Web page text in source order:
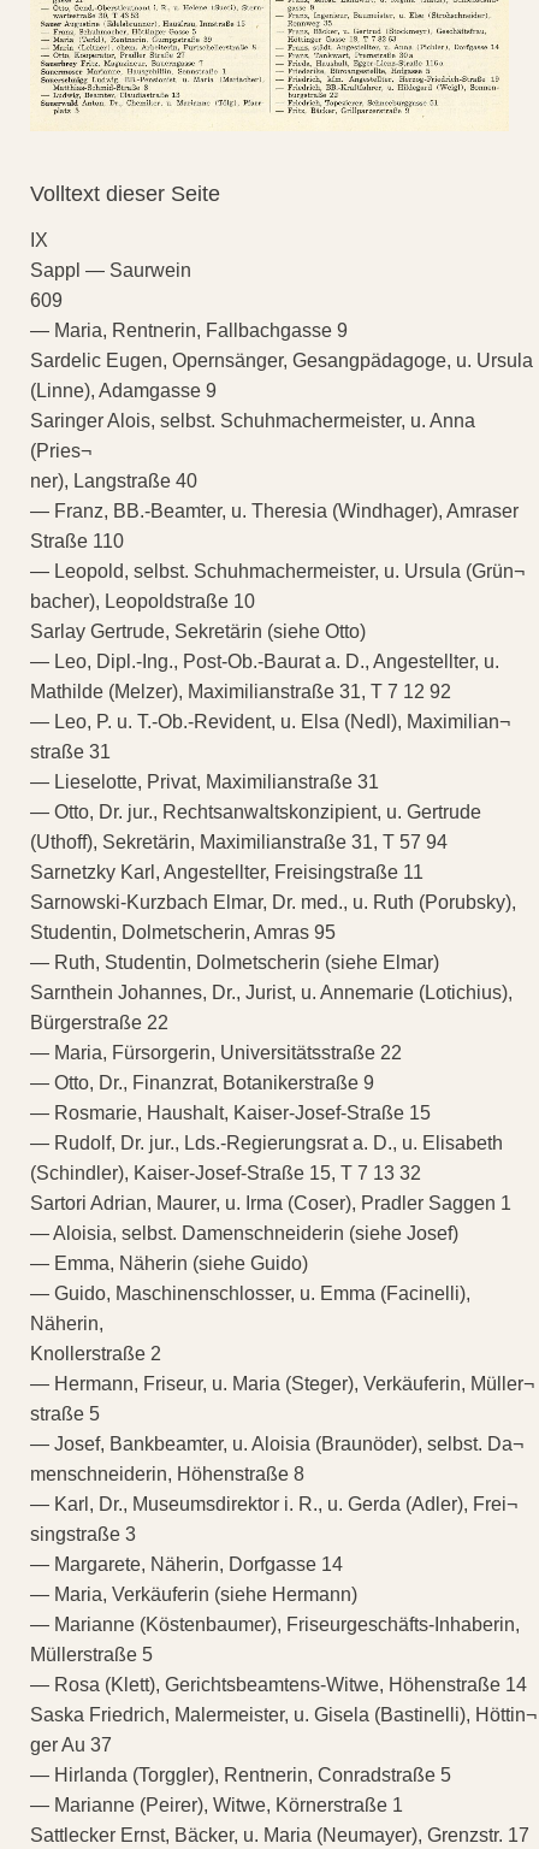
Volltext dieser Seite
IX
Sappl — Saurwein
609
— Maria, Rentnerin, Fallbachgasse 9
Sardelic Eugen, Opernsänger, Gesangpädagoge, u. Ursula
(Linne), Adamgasse 9
Saringer Alois, selbst. Schuhmachermeister, u. Anna
(Pries¬
ner), Langstraße 40
— Franz, BB.-Beamter, u. Theresia (Windhager), Amraser
Straße 110
— Leopold, selbst. Schuhmachermeister, u. Ursula (Grün¬
bacher), Leopoldstraße 10
Sarlay Gertrude, Sekretärin (siehe Otto)
— Leo, Dipl.-Ing., Post-Ob.-Baurat a. D., Angestellter, u.
Mathilde (Melzer), Maximilianstraße 31, T 7 12 92
— Leo, P. u. T.-Ob.-Revident, u. Elsa (Nedl), Maximilian¬
straße 31
— Lieselotte, Privat, Maximilianstraße 31
— Otto, Dr. jur., Rechtsanwaltskonzipient, u. Gertrude
(Uthoff), Sekretärin, Maximilianstraße 31, T 57 94
Sarnetzky Karl, Angestellter, Freisingstraße 11
Sarnowski-Kurzbach Elmar, Dr. med., u. Ruth (Porubsky),
Studentin, Dolmetscherin, Amras 95
— Ruth, Studentin, Dolmetscherin (siehe Elmar)
Sarnthein Johannes, Dr., Jurist, u. Annemarie (Lotichius),
Bürgerstraße 22
— Maria, Fürsorgerin, Universitätsstraße 22
— Otto, Dr., Finanzrat, Botanikerstraße 9
— Rosmarie, Haushalt, Kaiser-Josef-Straße 15
— Rudolf, Dr. jur., Lds.-Regierungsrat a. D., u. Elisabeth
(Schindler), Kaiser-Josef-Straße 15, T 7 13 32
Sartori Adrian, Maurer, u. Irma (Coser), Pradler Saggen 1
— Aloisia, selbst. Damenschneiderin (siehe Josef)
— Emma, Näherin (siehe Guido)
— Guido, Maschinenschlosser, u. Emma (Facinelli),
Näherin,
Knollerstraße 2
— Hermann, Friseur, u. Maria (Steger), Verkäuferin, Müller¬
straße 5
— Josef, Bankbeamter, u. Aloisia (Braunöder), selbst. Da¬
menschneiderin, Höhenstraße 8
— Karl, Dr., Museumsdirektor i. R., u. Gerda (Adler), Frei¬
singstraße 3
— Margarete, Näherin, Dorfgasse 14
— Maria, Verkäuferin (siehe Hermann)
— Marianne (Köstenbaumer), Friseurgeschäfts-Inhaberin,
Müllerstraße 5
— Rosa (Klett), Gerichtsbeamtens-Witwe, Höhenstraße 14
Saska Friedrich, Malermeister, u. Gisela (Bastinelli), Höttin¬
ger Au 37
— Hirlanda (Torggler), Rentnerin, Conradstraße 5
— Marianne (Peirer), Witwe, Körnerstraße 1
Sattlecker Ernst, Bäcker, u. Maria (Neumayer), Grenzstr. 17